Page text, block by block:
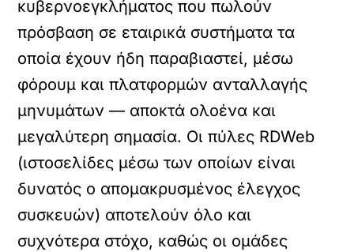
κυβερνοεγκλήματος που πωλούν
πρόσβαση σε εταιρικά συστήματα τα
οποία έχουν ήδη παραβιαστεί, μέσω
φόρουμ και πλατφορμών ανταλλαγής
μηνυμάτων — αποκτά ολοένα και
μεγαλύτερη σημασία. Οι πύλες RDWeb
(ιστοσελίδες μέσω των οποίων είναι
δυνατός ο απομακρυσμένος έλεγχος
συσκευών) αποτελούν όλο και
συχνότερα στόχο, καθώς οι ομάδες